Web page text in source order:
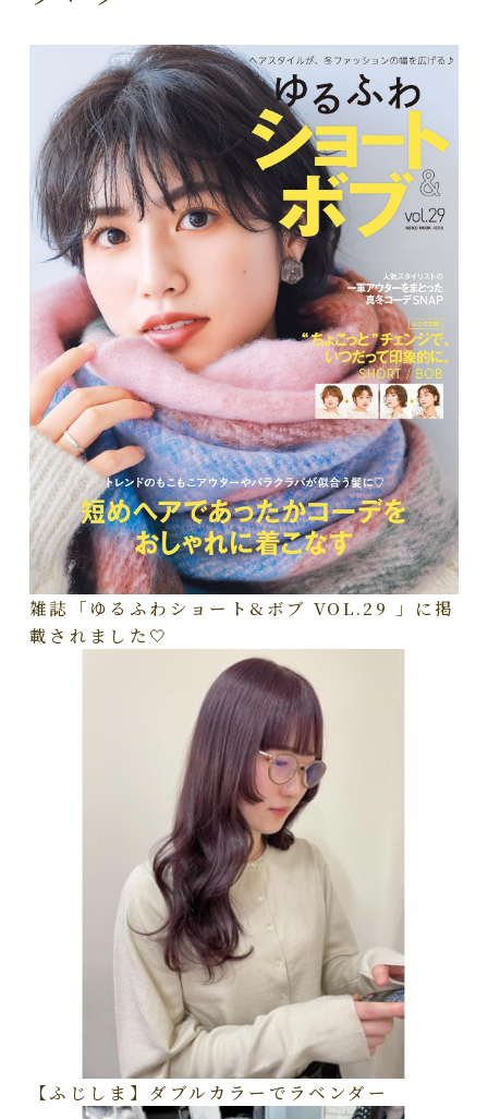
雑誌「ゆるふわショート&ボブ VOL.29 」に掲
載されました🤍
【ふじしま】ダブルカラーでラベンダー